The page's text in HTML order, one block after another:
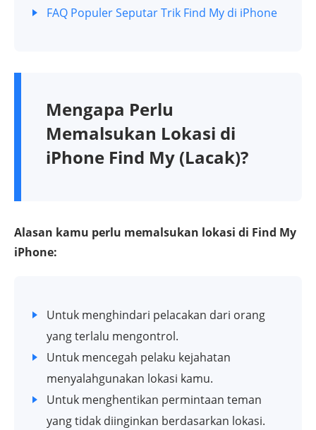
FAQ Populer Seputar Trik Find My di iPhone
Mengapa Perlu
Memalsukan Lokasi di
iPhone Find My (Lacak)?
Alasan kamu perlu memalsukan lokasi di Find My
iPhone:
Untuk menghindari pelacakan dari orang
yang terlalu mengontrol.
Untuk mencegah pelaku kejahatan
menyalahgunakan lokasi kamu.
Untuk menghentikan permintaan teman
yang tidak diinginkan berdasarkan lokasi.